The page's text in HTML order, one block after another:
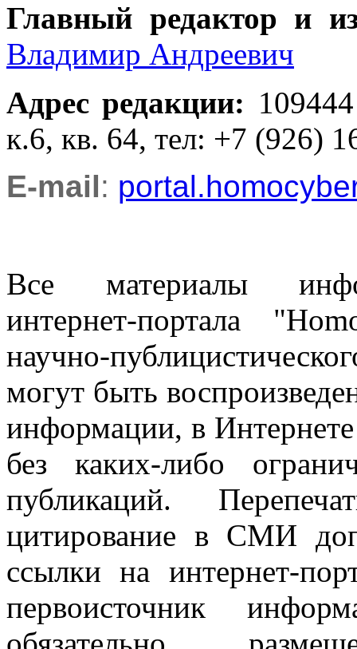
Главный редактор и
Владимир Андреевич
Адрес редакции:
к.6, кв. 64, тел: +7 (926)
E-mail:
Все материалы
интернет-портала
научно-
могут быть
информации, в
без каких-либо
публикаций.
цитирование в СМИ
ссылки на интернет-
первоисточник